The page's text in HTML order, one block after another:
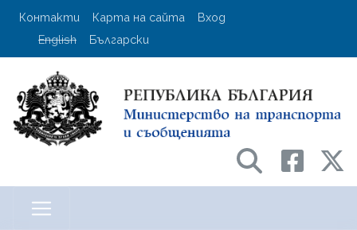
Премини
User account menu
Контакти Карта на сайта
Вход
English
Български